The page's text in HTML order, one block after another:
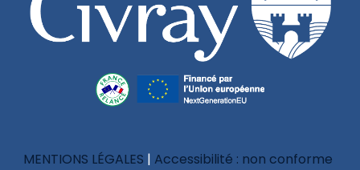
MENTIONS LÉGALES Accessibilité : non conforme